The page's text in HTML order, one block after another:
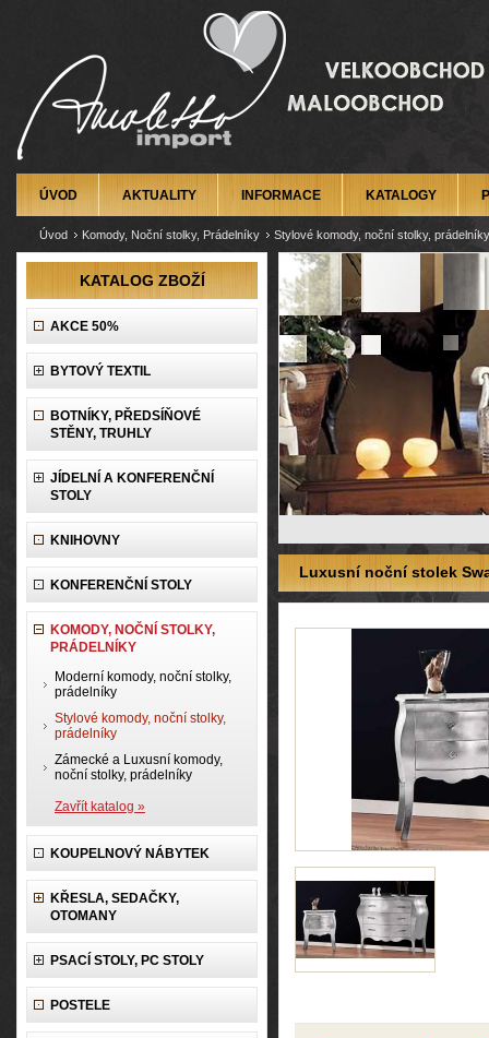
ÚVOD AKTUALITY INFORMACE KATALOGY
Úvod Komody, Noční stolky, Prádelníky Stylové komody, noční stolky, prádelníky
KATALOG ZBOŽÍ
AKCE 50%
BYTOVÝ TEXTIL
BOTNÍKY, PŘEDSÍŇOVÉ
STĚNY, TRUHLY
JÍDELNÍ A KONFERENČNÍ
STOLY
KNIHOVNY
KONFERENČNÍ STOLY
KOMODY, NOČNÍ STOLKY,
PRÁDELNÍKY
Moderní komody, noční stolky,
prádelníky
Stylové komody, noční stolky,
prádelníky
Zámecké a Luxusní komody,
noční stolky, prádelníky
Zavřít katalog »
KOUPELNOVÝ NÁBYTEK
KŘESLA, SEDAČKY,
OTOMANY
PSACÍ STOLY, PC STOLY
POSTELE
Luxusní noční stolek